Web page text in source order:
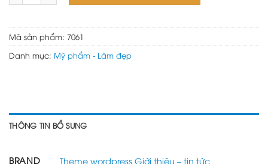
Mã sản phẩm: 7061
Danh mục: Mỹ phẩm - Làm đẹp
THÔNG TIN BỔ SUNG
BRAND Theme wordpress Giới thiệu – tin tức